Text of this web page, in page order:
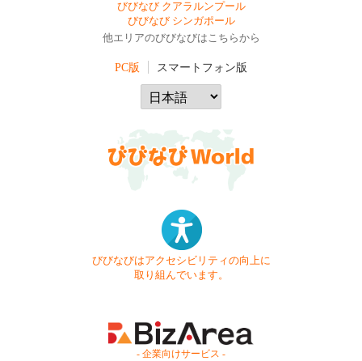
びびなび クアラルンプール
びびなび シンガポール
他エリアのびびなびはこちらから
PC版 スマートフォン版
びびなびはアクセシビリティの向上に
取り組んでいます。
- 企業向けサービス -